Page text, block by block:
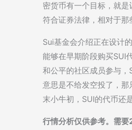
密货币有一个目标，就
符合证券法律，相对于那
Sui基金会介绍正在设计
能够在早期阶段购买SUI
和公平的社区成员参与
意思是不给发空投了，
末小牛初，SUI的代币还
行情分析仅供参考。需